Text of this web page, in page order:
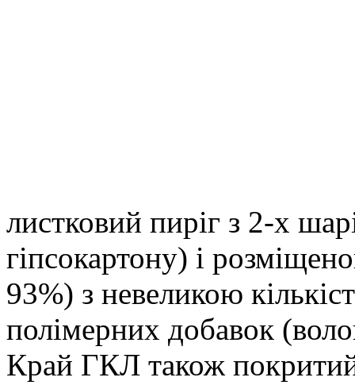
листковий пиріг з 2-х
гіпсокартону) і
93%) з невеликою
полімерних добавок
Край ГКЛ також